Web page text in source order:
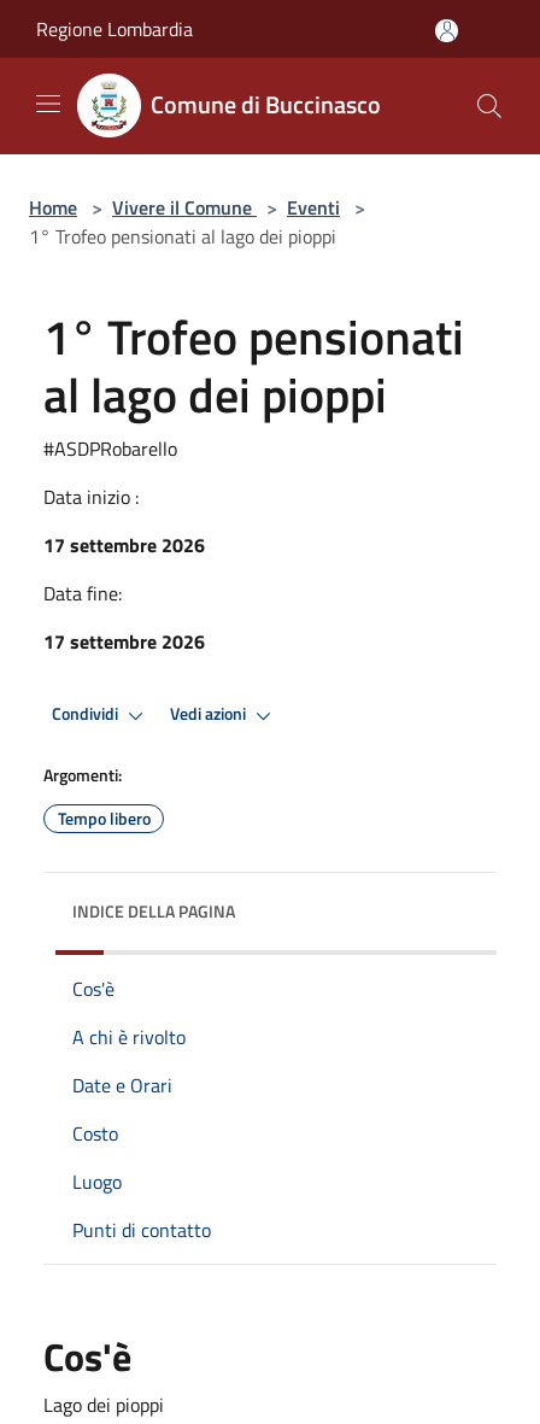
Regione Lombardia
Comune di Buccinasco
Home > Vivere il Comune > Eventi >
1° Trofeo pensionati al lago dei pioppi
1° Trofeo pensionati
al lago dei pioppi
#ASDPRobarello
Data inizio :
17 settembre 2026
Data fine:
17 settembre 2026
Condividi Vedi azioni
Argomenti:
Tempo libero
INDICE DELLA PAGINA
Cos'è
A chi è rivolto
Date e Orari
Costo
Luogo
Punti di contatto
Cos'è
Lago dei pioppi